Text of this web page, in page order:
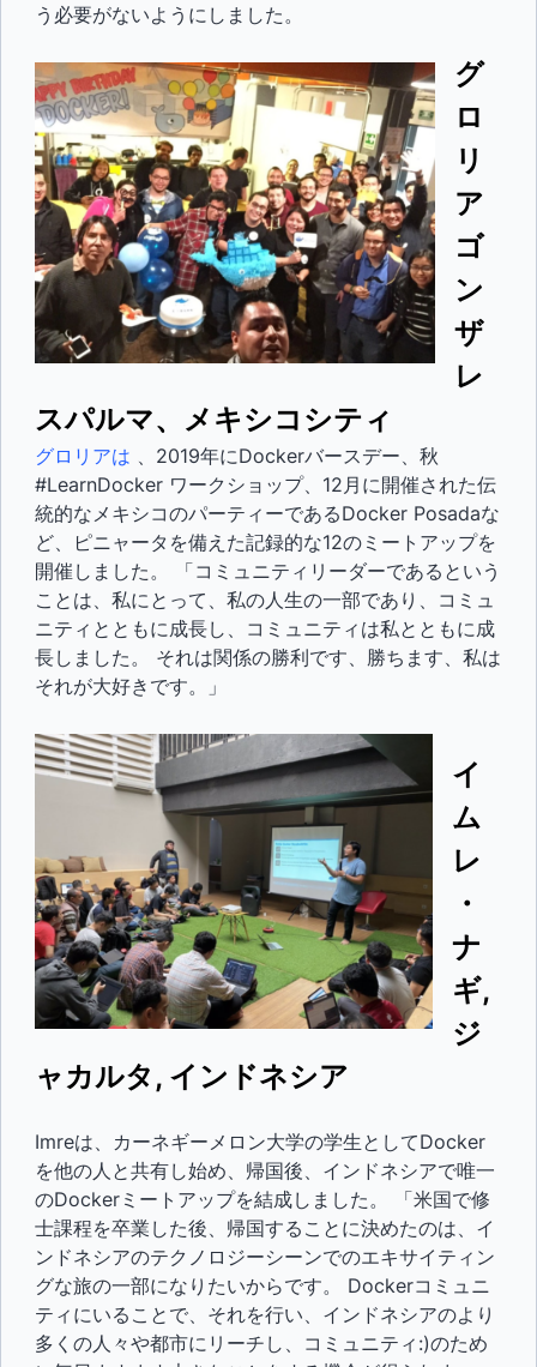
う必要がないようにしました。
グ
ロ
リ
ア
ゴ
ン
ザ
レ
スパルマ、メキシコシティ
グロリアは 、2019年にDockerバースデー、秋
#LearnDocker ワークショップ、12月に開催された伝
統的なメキシコのパーティーであるDocker Posadaな
ど、ピニャータを備えた記録的な12のミートアップを
開催しました。 「コミュニティリーダーであるという
ことは、私にとって、私の人生の一部であり、コミュ
ニティとともに成長し、コミュニティは私とともに成
長しました。 それは関係の勝利です、勝ちます、私は
それが大好きです。」
イ
ム
レ
・
ナ
ギ,
ジ
ャカルタ, インドネシア
Imreは、カーネギーメロン大学の学生としてDocker
を他の人と共有し始め、帰国後、インドネシアで唯一
のDockerミートアップを結成しました。 「米国で修
士課程を卒業した後、帰国することに決めたのは、イ
ンドネシアのテクノロジーシーンでのエキサイティン
グな旅の一部になりたいからです。 Dockerコミュニ
ティにいることで、それを行い、インドネシアのより
多くの人々や都市にリーチし、コミュニティ:)のため